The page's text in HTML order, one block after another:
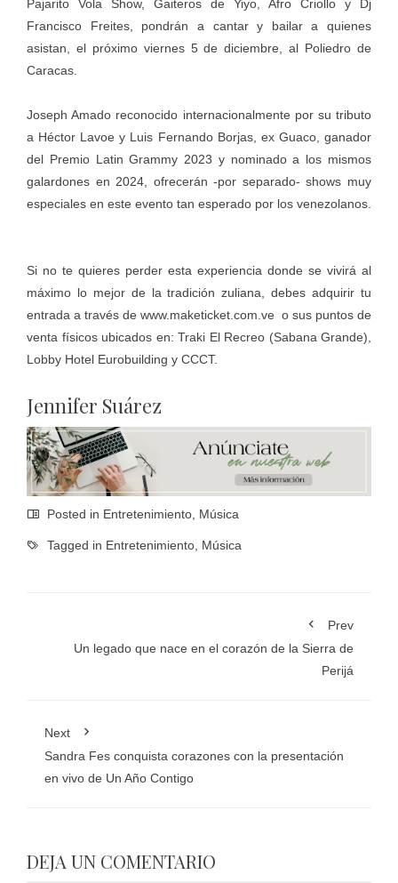
Pajarito Vola Show, Gaiteros de Yiyo, Afro Criollo y Dj
Francisco Freites, pondrán a cantar y bailar a quienes
asistan, el próximo viernes 5 de diciembre, al Poliedro de
Caracas.
Joseph Amado reconocido internacionalmente por su tributo
a Héctor Lavoe y Luis Fernando Borjas, ex Guaco, ganador
del Premio Latin Grammy 2023 y nominado a los mismos
galardones en 2024, ofrecerán -por separado- shows muy
especiales en este evento tan esperado por los venezolanos.
Si no te quieres perder esta experiencia donde se vivirá al
máximo lo mejor de la tradición zuliana, debes adquirir tu
entrada a través de www.maketicket.com.ve o sus puntos de
venta físicos ubicados en: Traki El Recreo (Sabana Grande),
Lobby Hotel Eurobuilding y CCCT.
Jennifer Suárez
Posted in Entretenimiento Música
Tagged in Entretenimiento Música
Prev
Un legado que nace en el corazón de la Sierra de
Perijá
Next
Sandra Fes conquista corazones con la presentación
en vivo de Un Año Contigo
DEJA UN COMENTARIO